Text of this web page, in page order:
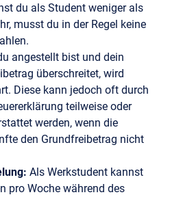
du als Student weniger als
musst du in der Regel keine
angestellt bist und dein
überschreitet, wird
Diese kann jedoch oft durch
teilweise oder
werden, wenn die
den Grundfreibetrag nicht
Als Werkstudent kannst
pro Woche während des